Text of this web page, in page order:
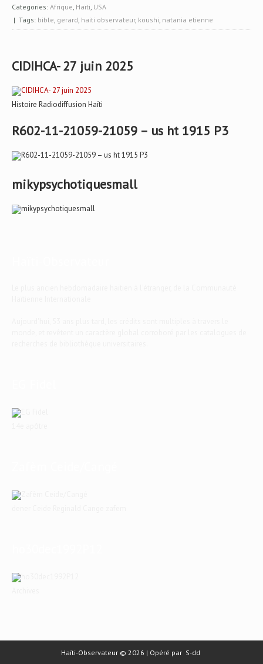
Categories: Afrique, Haïti, USA
| Tags: bible, gerard, haiti observateur, koushi, natania etienne
CIDIHCA- 27 juin 2025
Histoire Radiodiffusion Haïti
R602-11-21059-21059 – us ht 1915 P3
mikypsychotiquesmall
Haïti-Observateur © 2026 | Opéré par S-dd